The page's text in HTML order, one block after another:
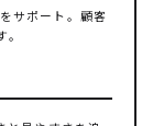
サポート。顧客